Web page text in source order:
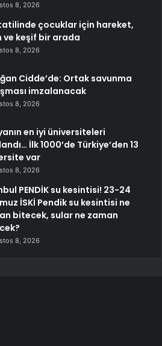
8, 2026
çocuklar için hareket,
ve keşif bir arada
8, 2026
Cidde’de: Ortak savunma
imzalanacak
8, 2026
en iyi üniversiteleri
İlk 1000’de Türkiye’den 13
var
8, 2026
PENDİK su kesintisi! 23-24
İSKİ Pendik su kesintisi ne
bitecek, sular ne zaman
8, 2026